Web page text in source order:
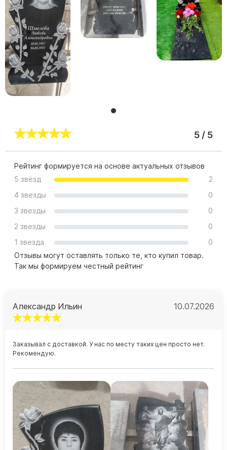
Скульптуры "Ангел" литиевые
Барельефы
Кресты
5 / 5
Рейтинг формируется на основе актуальных отзывов
5 звёзд
2
4 звезды
0
3 звезды
0
2 звезды
0
1 звезда
0
Отзывы могут оставлять только те, кто купил товар.
Так мы формируем честный рейтинг
Александр Ильин 10.07.2026
Заказывал с доставкой. У нас по месту таких цен просто нет.
Рекомендую.